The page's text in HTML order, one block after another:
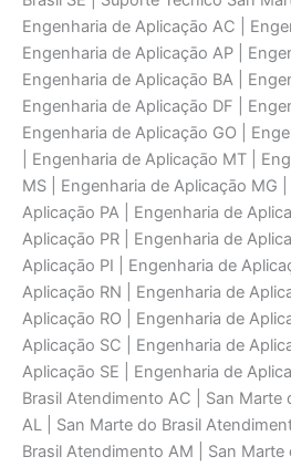
Engenharia de Aplicaçāo AC |
Engenharia de Aplicaçāo AP |
Engenharia de Aplicaçāo BA |
Engenharia de Aplicaçāo DF |
Engenharia de Aplicaçāo GO |
| Engenharia de Aplicaçāo MT |
MS | Engenharia de Aplicaçāo MG
Aplicaçāo PA | Engenharia de
Aplicaçāo PR | Engenharia de
Aplicaçāo PI | Engenharia de
Aplicaçāo RN | Engenharia de
Aplicaçāo RO | Engenharia de
Aplicaçāo SC | Engenharia de
Aplicaçāo SE | Engenharia de
Brasil Atendimento AC | San Marte
AL | San Marte do Brasil
Brasil Atendimento AM | San